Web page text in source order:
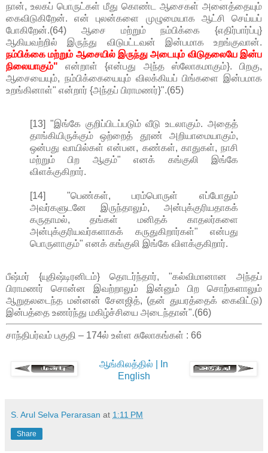
நான், உலகப் பொருட்கள் மீது கொண்ட ஆசைகள் அனைத்தையும்
கைவிடுகிறேன். என் புலன்களை முழுமையாக ஆட்சி செய்யப்
போகிறேன்.(64) ஆசை மற்றும் நம்பிக்கை {எதிர்பார்ப்பு}
ஆகியவற்றில் இருந்து விடுபட்டவன் இன்பமாக உறங்குவான்.
நம்பிக்கை மற்றும் ஆசையில் இருந்து அடையும் விடுதலையே இன்ப
நிலையாகும்"என்றாள் {என்பது அந்த ஸ்லோகமாகும்}. பிறகு,
ஆசையையும், நம்பிக்கையையும் விலக்கியப் பிங்களை இன்பமாக
உறங்கினாள்" என்றார் {அந்தப் பிராமணர்}".(65)
[13] "இங்கே குறிப்பிடப்படும் வீடு உடலாகும். அதைத்
தாங்கியிருக்கும் ஒற்றைத் தூண் அறியாமையாகும்,
ஒன்பது வாயில்கள் என்பன, கண்கள், காதுகள், நாசி
மற்றும் பிற ஆகும்" எனக் கங்குலி இங்கே
விளக்குகிறார்.
[14] "பெண்கள், பரம்பொருள் எப்போதும்
அவர்களுடனே இருந்தாலும், அன்புக்குரியதாகக்
கருதாமல், தங்கள் மனிதக் காதலர்களை
அன்புக்குரியவர்களாகக் கருதுகிறார்கள்" என்பது
பொருளாகும்" எனக் கங்குலி இங்கே விளக்குகிறார்.
பீஷ்மர் {யுதிஷ்டிரனிடம்} தொடர்ந்தார், "கல்விமானான அந்தப்
பிராமணர் சொன்ன இவற்றாலும் இன்னும் பிற சொற்களாலும்
ஆறுதலடைந்த மன்னன் சேனஜித், (தன் துயரத்தைக் கைவிட்டு)
இன்பத்தை உணர்ந்து மகிழ்ச்சியை அடைந்தான்".(66)
சாந்திபர்வம் பகுதி – 174ல் உள்ள சுலோகங்கள் : 66
ஆங்கிலத்தில் | In
English
S. Arul Selva Perarasan at 1:11 PM
Share